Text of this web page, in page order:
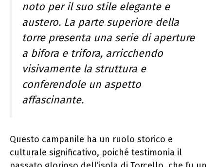
noto per il suo stile elegante e
austero. La parte superiore della
torre presenta una serie di aperture
a bifora e trifora, arricchendo
visivamente la struttura e
conferendole un aspetto
affascinante.
Questo campanile ha un ruolo storico e
culturale significativo, poiché testimonia il